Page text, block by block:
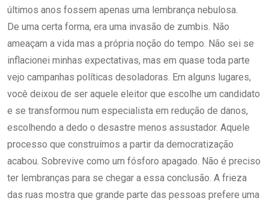
últimos anos fossem apenas uma lembrança nebulosa.
De uma certa forma, era uma invasão de zumbis. Não
ameaçam a vida mas a própria noção do tempo. Não sei se
inflacionei minhas expectativas, mas em quase toda parte
vejo campanhas políticas desoladoras. Em alguns lugares,
você deixou de ser aquele eleitor que escolhe um candidato
e se transformou num especialista em redução de danos,
escolhendo a dedo o desastre menos assustador. Aquele
processo que construímos a partir da democratização
acabou. Sobrevive como um fósforo apagado. Não é preciso
ter lembranças para se chegar a essa conclusão. A frieza
das ruas mostra que grande parte das pessoas prefere uma